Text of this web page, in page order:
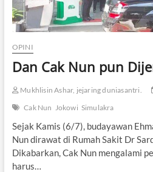
OPINI
Dan Cak Nun pun
Mukhlisin Ashar, jejaring duniasantri.
Cak Nun Jokowi Simulakra
Sejak Kamis (6/7), budayawan
Nun dirawat di Rumah Sakit Dr
Dikabarkan, Cak Nun mengalami
harus…